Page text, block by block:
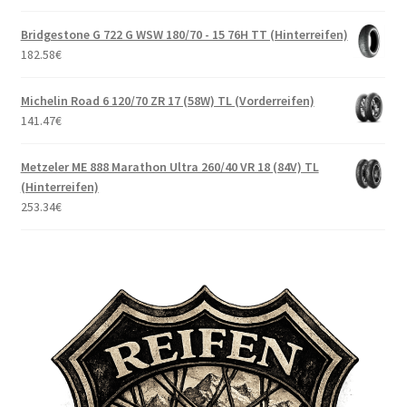
Bridgestone G 722 G WSW 180/70 - 15 76H TT (Hinterreifen)
182.58€
Michelin Road 6 120/70 ZR 17 (58W) TL (Vorderreifen)
141.47€
Metzeler ME 888 Marathon Ultra 260/40 VR 18 (84V) TL
(Hinterreifen)
253.34€